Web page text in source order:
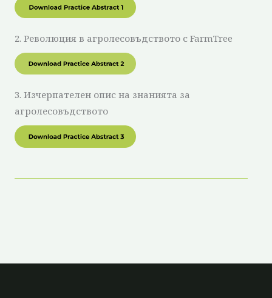
2. Революция в агролесовъдството с FarmTree
3. Изчерпателен опис на знанията за
агролесовъдството